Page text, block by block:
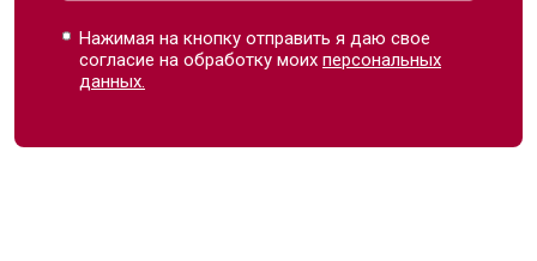
Нажимая на кнопку отправить я даю свое
согласие на обработку моихперсональных
данных.